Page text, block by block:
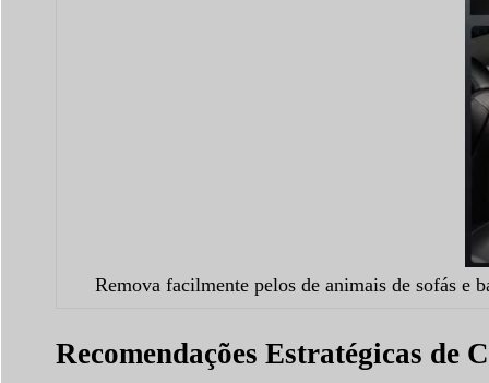
Remova facilmente pelos de animais de sofás e
Recomendações Estratégicas